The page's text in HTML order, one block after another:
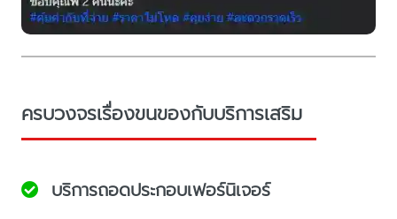
ครบวงจรเรื่องขนของกับบริการเสริม
บริการถอดประกอบเฟอร์นิเจอร์